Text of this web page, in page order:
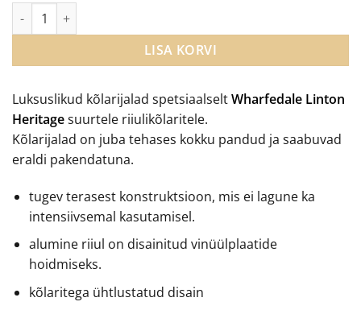
Luksuslikud kõlarijalad spetsiaalseltWharfedale Linton
Heritagesuurtele riiulikõlaritele.
Kõlarijalad on juba tehases kokku pandud ja saabuvad
eraldi pakendatuna.
tugev terasest konstruktsioon, mis ei lagune ka
intensiivsemal kasutamisel.
alumine riiul on disainitud vinüülplaatide
hoidmiseks.
kõlaritega ühtlustatud disain
Wharfedale Linton Heritage kõlarijalad kogus
LISA KORVI